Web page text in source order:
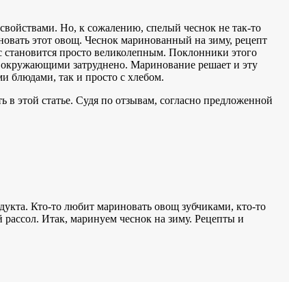
Но, к сожалению, спелый чеснок не так-то
этот овощ. Чеснок маринованный на зиму, рецепт
становится просто великолепным. Поклонники этого
окружающими затруднено. Маринование решает и эту
блюдами, так и просто с хлебом.
этой статье. Судя по отзывам, согласно предложенной
Кто-то любит мариновать овощ зубчиками, кто-то
Итак, маринуем чеснок на зиму. Рецепты и